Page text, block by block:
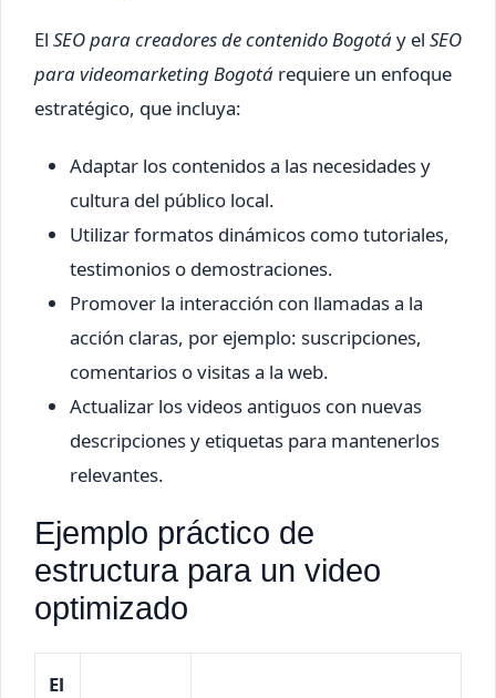
El SEO para creadores de contenido Bogotáy el SEO
para videomarketing Bogotá requiere un enfoque
estratégico, que incluya:
Adaptar los contenidos a las necesidades y
cultura del público local.
Utilizar formatos dinámicos como tutoriales,
testimonios o demostraciones.
Promover la interacción con llamadas a la
acción claras, por ejemplo: suscripciones,
comentarios o visitas a la web.
Actualizar los videos antiguos con nuevas
descripciones y etiquetas para mantenerlos
relevantes.
Ejemplo práctico de
estructura para un video
optimizado
El